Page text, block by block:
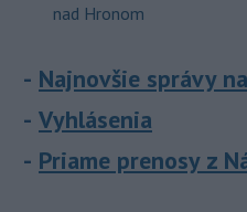
nad Hronom
Najnovšie správy
Vyhlásenia
Priame prenosy z